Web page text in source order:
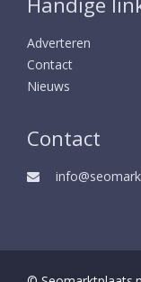
Adverteren
Contact
Nieuws
Contact